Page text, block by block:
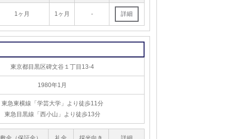
1ヶ月 1ヶ月 -
東京都目黒区碑文谷１丁目13-4
1980年1月
東急東横線「学芸大学」より徒歩11分
東急目黒線「西小山」より徒歩13分